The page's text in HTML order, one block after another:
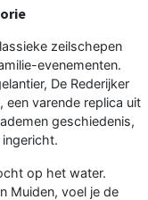
zeilschepen
evenementen.
De Rederijker
varende replica uit
geschiedenis,
op het water.
Muiden, voel je de